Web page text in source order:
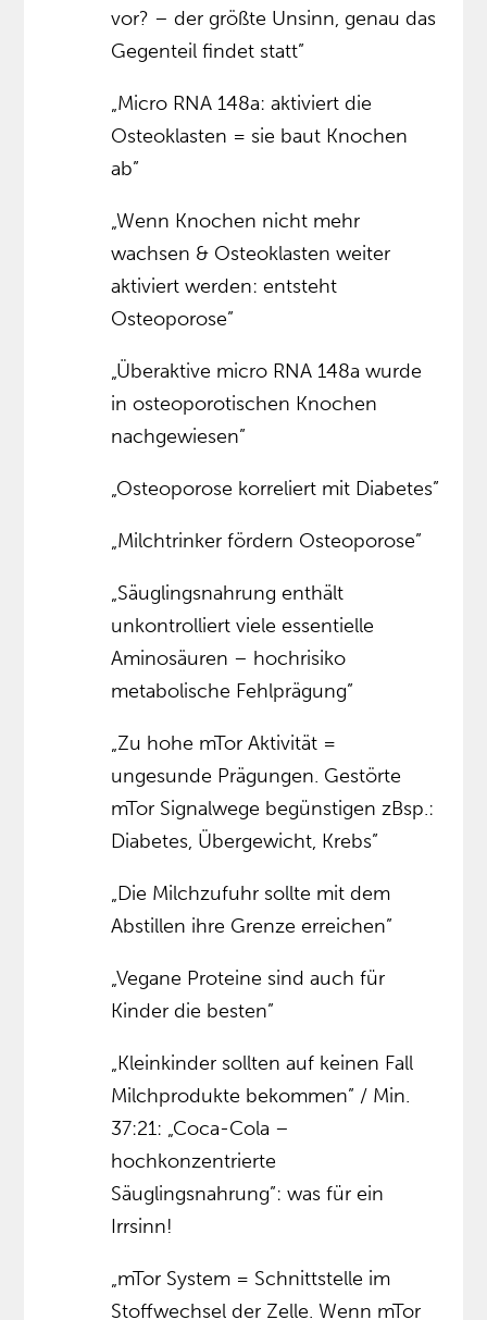
vor? – der größte Unsinn, genau das
Gegenteil findet statt”
„Micro RNA 148a: aktiviert die
Osteoklasten = sie baut Knochen
ab”
„Wenn Knochen nicht mehr
wachsen & Osteoklasten weiter
aktiviert werden: entsteht
Osteoporose”
„Überaktive micro RNA 148a wurde
in osteoporotischen Knochen
nachgewiesen”
„Osteoporose korreliert mit Diabetes”
„Milchtrinker fördern Osteoporose”
„Säuglingsnahrung enthält
unkontrolliert viele essentielle
Aminosäuren – hochrisiko
metabolische Fehlprägung”
„Zu hohe mTor Aktivität =
ungesunde Prägungen. Gestörte
mTor Signalwege begünstigen zBsp.:
Diabetes, Übergewicht, Krebs”
„Die Milchzufuhr sollte mit dem
Abstillen ihre Grenze erreichen”
„Vegane Proteine sind auch für
Kinder die besten”
„Kleinkinder sollten auf keinen Fall
Milchprodukte bekommen” / Min.
37:21: „Coca-Cola –
hochkonzentrierte
Säuglingsnahrung”: was für ein
Irrsinn!
„mTor System = Schnittstelle im
Stoffwechsel der Zelle. Wenn mTor